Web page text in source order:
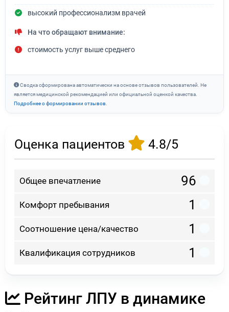
высокий профессионализм врачей
На что обращают внимание:
стоимость услуг выше среднего
Сводка сформирована автоматически на основе отзывов пользователей. Не
является медицинской рекомендацией или официальной оценкой качества.
Подробнее о формировании отзывов.
Оценка пациентов 4.8/5
Общее впечатление 96
Комфорт пребывания 1
Соотношение цена/качество 1
Квалификация сотрудников 1
Рейтинг ЛПУ в динамике